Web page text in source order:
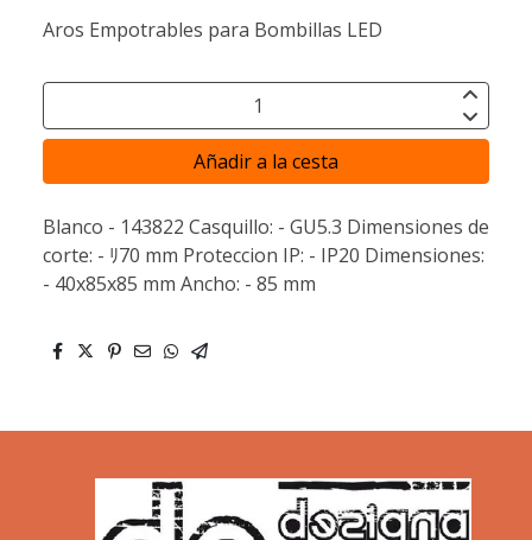
Aros Empotrables para Bombillas LED
Añadir a la cesta
Blanco - 143822 Casquillo: - GU5.3 Dimensiones de
corte: - ﾘ70 mm Proteccion IP: - IP20 Dimensiones:
- 40x85x85 mm Ancho: - 85 mm